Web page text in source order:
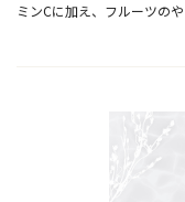
ミンCに加え、フルーツの